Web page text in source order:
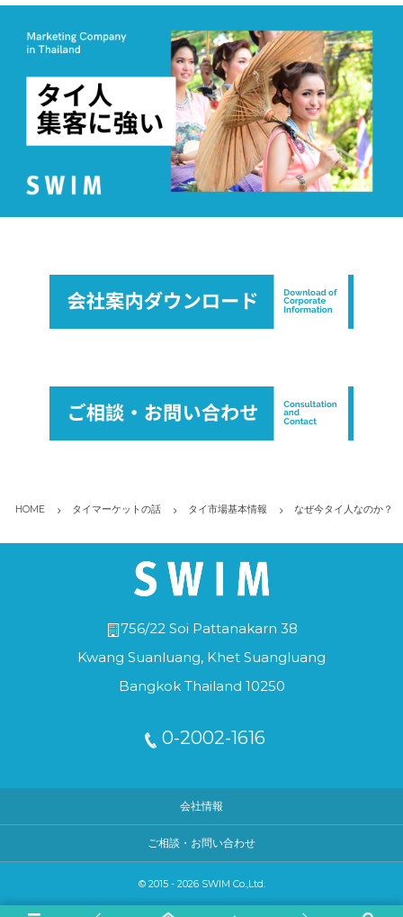
HOME タイマーケットの話 タイ市場基本情報 なぜ今タイ人なのか？
756/22 Soi Pattanakarn 38
Kwang Suanluang, Khet Suangluang
Bangkok Thailand 10250
0-2002-1616
会社情報
ご相談・お問い合わせ
© 2015 - 2026 SWIM Co.,Ltd